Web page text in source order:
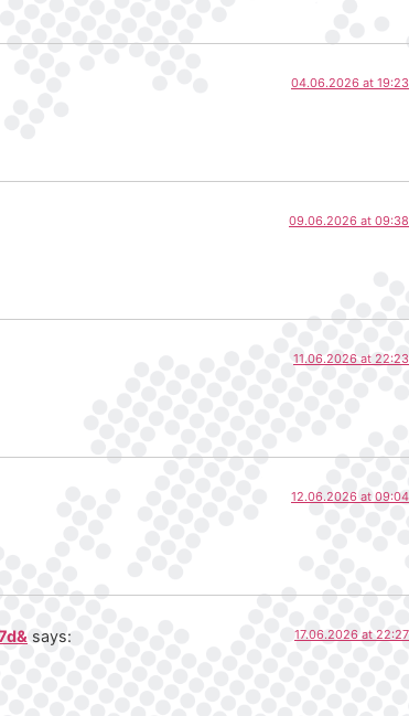
04.06.2026 at 19:23
09.06.2026 at 09:38
11.06.2026 at 22:23
12.06.2026 at 09:04
says: 17.06.2026 at 22:27